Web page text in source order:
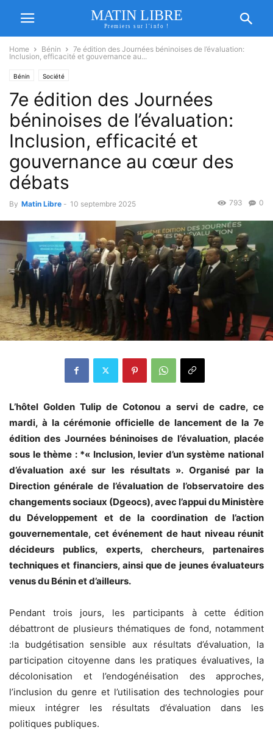
MATIN LIBRE
Premiers sur l'info !
Home Bénin
7e édition des Journées béninoises de l’évaluation:
Inclusion, efficacité et gouvernance au...
Bénin Société
7e édition des Journées
béninoises de l’évaluation:
Inclusion, efficacité et
gouvernance au cœur des
débats
By Matin Libre - 10 septembre 2025 0
793
L’hôtel Golden Tulip de Cotonou a servi de cadre, ce
mardi, à la cérémonie officielle de lancement de la 7e
édition des Journées béninoises de l’évaluation, placée
sous le thème : *« Inclusion, levier d’un système national
d’évaluation axé sur les résultats ». Organisé par la
Direction générale de l’évaluation de l’observatoire des
changements sociaux (Dgeocs), avec l’appui du Ministère
du Développement et de la coordination de l’action
gouvernementale, cet événement de haut niveau réunit
décideurs publics, experts, chercheurs, partenaires
techniques et financiers, ainsi que de jeunes évaluateurs
venus du Bénin et d’ailleurs.
Pendant trois jours, les participants à cette édition
débattront de plusieurs thématiques de fond, notamment
:la budgétisation sensible aux résultats d’évaluation, la
participation citoyenne dans les pratiques évaluatives, la
décolonisation et l’endogénéisation des approches,
l’inclusion du genre et l’utilisation des technologies pour
mieux intégrer les résultats d’évaluation dans les
politiques publiques.